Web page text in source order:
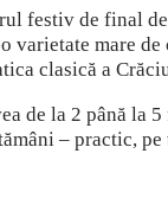
festiv de final
varietate mare
clasică a
de la 2 până la
– practic,